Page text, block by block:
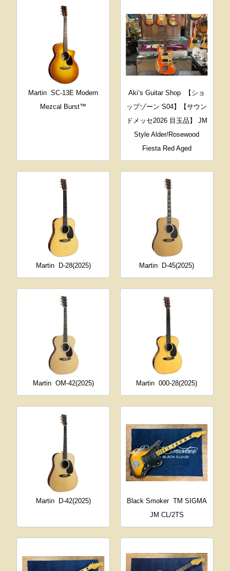
Martin SC-13E Modern
Mezcal Burst™
Aki’s Guitar Shop
【ショ
ップゾーン S04】【サウン
ドメッセ2026 目玉品】 JM
Style Alder/Rosewood
Fiesta Red Aged
Martin D-28(2025) Martin D-45(2025)
Martin OM-42(2025) Martin 000-28(2025)
Martin D-42(2025) Black Smoker TM SIGMA
JM CL/2TS